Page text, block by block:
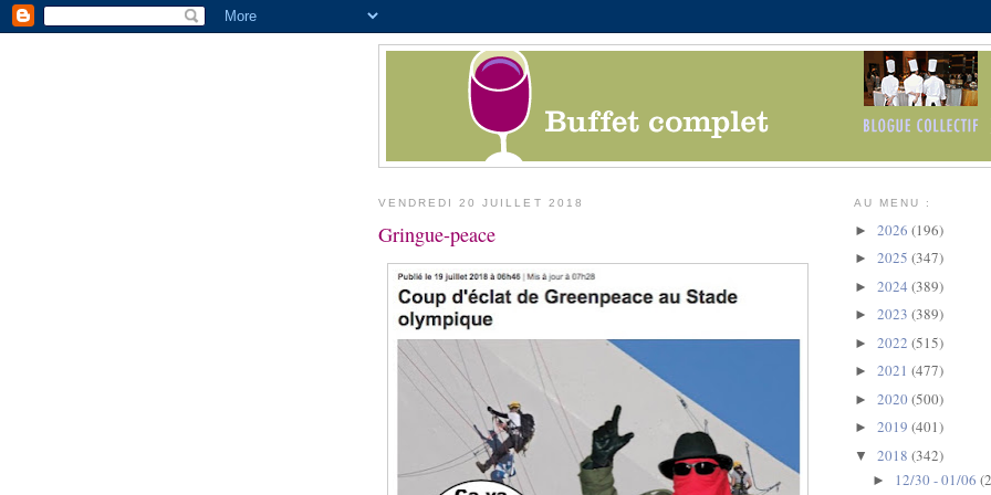
VENDREDI 20 JUILLET 2018
Gringue-peace
AU MENU :
► 2026 (196)
► 2025 (347)
► 2024 (389)
► 2023 (389)
► 2022 (515)
► 2021 (477)
► 2020 (500)
► 2019 (401)
▼ 2018 (342)
► 12/30 - 01/06